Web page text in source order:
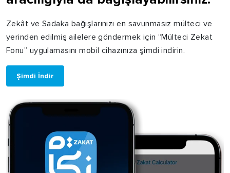
Zekât ve Sadaka bağışlarınızı en savunmasız mülteci ve
yerinden edilmiş ailelere göndermek için “Mülteci Zekat
Fonu” uygulamasını mobil cihazınıza şimdi indirin.
Şimdi İndir